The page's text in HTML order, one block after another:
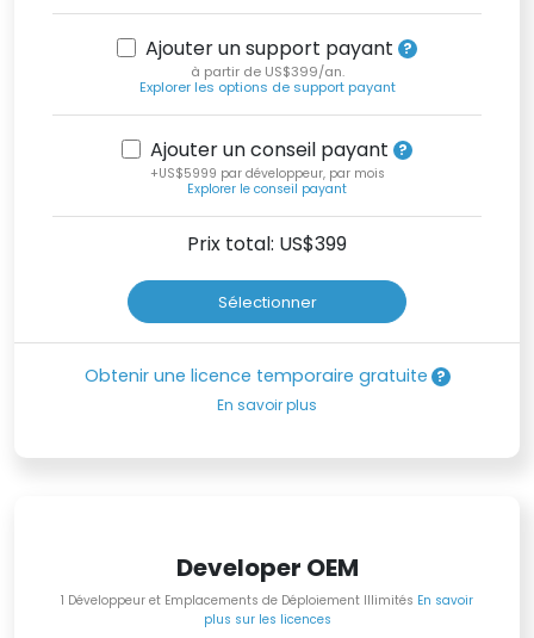
Ajouter un support payant
à partir de US$399/an.
Explorer les options de support payant
Ajouter un conseil payant
+US$5999 par développeur, par mois
Explorer le conseil payant
Prix total: US$399
Sélectionner
Obtenir une licence temporaire gratuite
En savoir plus
Developer OEM
1 Développeur et Emplacements de Déploiement Illimités En savoir
plus sur les licences